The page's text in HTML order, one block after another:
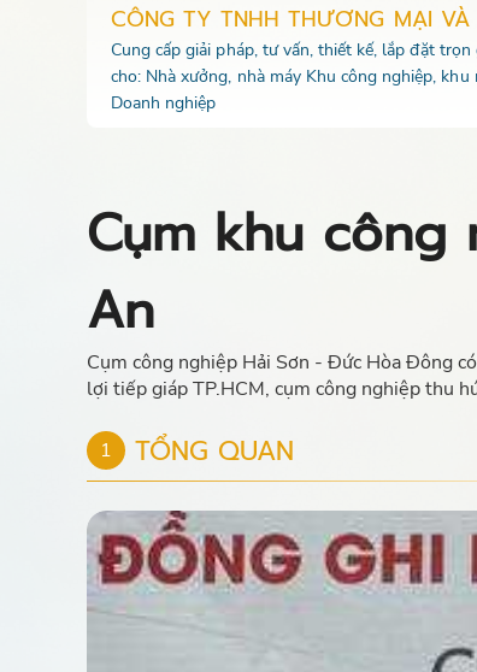
CÔNG TY TNHH THƯƠNG MẠI VÀ
Cung cấp giải pháp, tư vấn, thiết kế, lắp đặt
cho: Nhà xưởng, nhà máy Khu công nghiệp,
Doanh nghiệp
Cụm khu
An
Cụm công nghiệp Hải Sơn - Đức Hòa Đông
lợi tiếp giáp TP.HCM, cụm công nghiệp thu
1 TỔNG QUAN